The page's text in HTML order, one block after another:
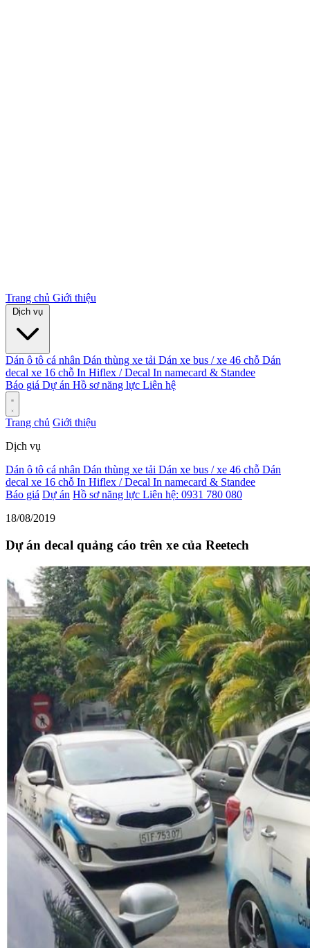
Trang chủ Giới thiệu
Dán ô tô cá nhân Dán thùng xe tải Dán xe bus / xe 46 chỗ Dán
decal xe 16 chỗ In Hiflex / Decal In namecard & Standee
Báo giá Dự án Hồ sơ năng lực Liên hệ
Trang chủ Giới thiệu
Dịch vụ
Dán ô tô cá nhân Dán thùng xe tải Dán xe bus / xe 46 chỗ Dán
decal xe 16 chỗ In Hiflex / Decal In namecard & Standee
Báo giá Dự án Hồ sơ năng lực Liên hệ: 0931 780 080
18/08/2019
Dự án decal quảng cáo trên xe của Reetech